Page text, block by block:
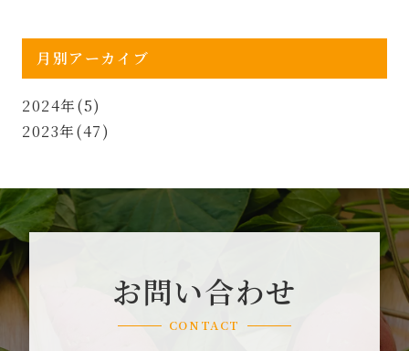
月別アーカイブ
2024年(5)
2023年(47)
お問い合わせ
CONTACT